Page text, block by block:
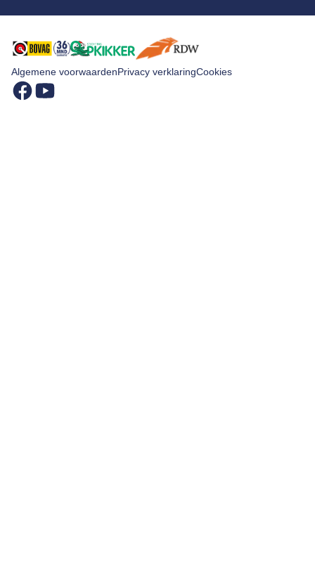
Airco service
Algemene voorwaardenPrivacy verklaringCookies